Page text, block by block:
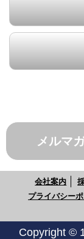
メルマ
会社案内
プライバシー
Copyright ©